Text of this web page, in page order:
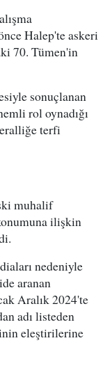
Halep'te askeri
70. Tümen'in
sonuçlanan
rol oynadığı
terfi
muhalif
ilişkin
nedeniyle
aranan
Aralık 2024'te
adı listeden
eleştirilerine